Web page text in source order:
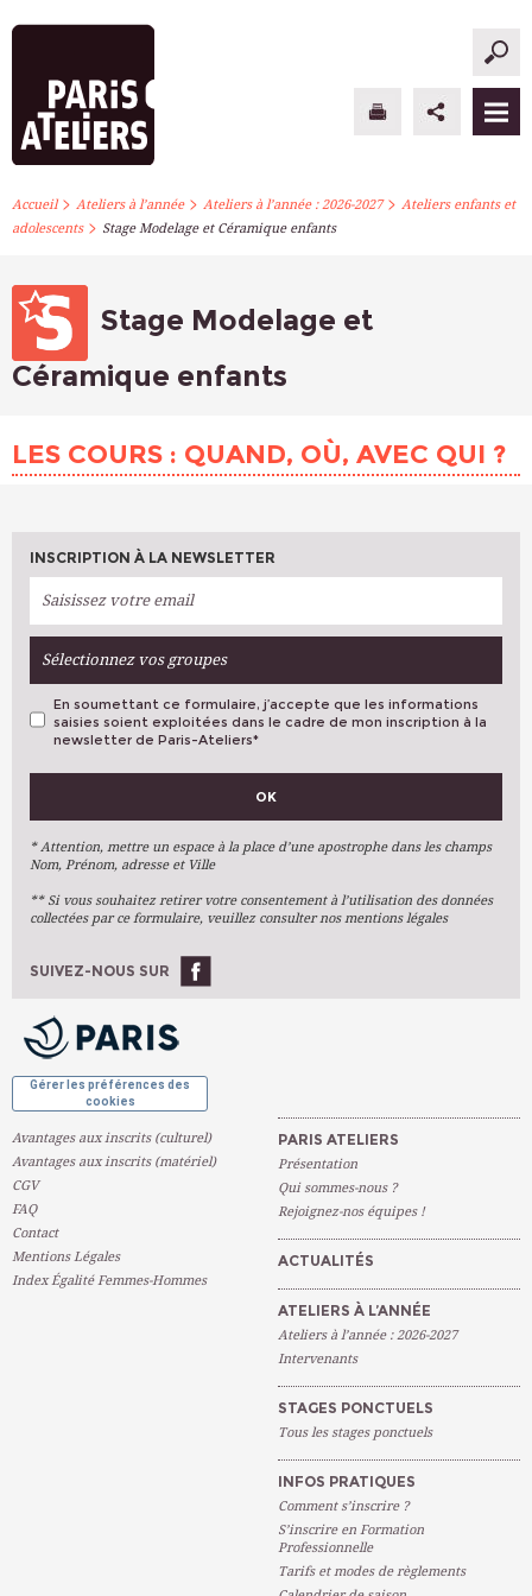
PARIS ATELIERS
ATELIERS À L’ANNÉE
STAGES PONCTUELS
S’INSCRIRE
Accueil> Ateliers à l’année> Ateliers à l’année : 2026-2027> Ateliers enfants et
adolescents> Stage Modelage et Céramique enfants
Stage Modelage et
Céramique enfants
LES COURS : QUAND, OÙ, AVEC QUI ?
INSCRIPTION À LA NEWSLETTER
Sélectionnez vos groupes
VOS PRÉFÉRENCES
Arts Plastiques
Arts Du Texte
Arts Numériques
Ateliers À L'année
En soumettant ce formulaire, j’accepte que les informations
saisies soient exploitées dans le cadre de mon inscription à la
newsletter de Paris-Ateliers*
OK
* Attention, mettre un espace à la place d’une apostrophe dans les champs
Nom, Prénom, adresse et Ville
** Si vous souhaitez retirer votre consentement à l’utilisation des données
collectées par ce formulaire, veuillez consulter nos mentions légales
SUIVEZ-NOUS SUR
Gérer les préférences des
cookies
Avantages aux inscrits (culturel)
Avantages aux inscrits (matériel)
CGV
FAQ
Contact
Mentions Légales
Index Égalité Femmes-Hommes
PARIS ATELIERS
Présentation
Qui sommes-nous ?
Rejoignez-nos équipes !
ACTUALITÉS
ATELIERS À L’ANNÉE
Ateliers à l’année : 2026-2027
Intervenants
STAGES PONCTUELS
Tous les stages ponctuels
INFOS PRATIQUES
Comment s’inscrire ?
S’inscrire en Formation
Professionnelle
Tarifs et modes de règlements